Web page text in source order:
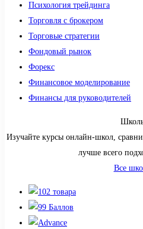
Психология трейдинга
Торговля с брокером
Торговые стратегии
Фондовый рынок
Форекс
Финансовое моделирование
Финансы для руководителей
Изучайте курсы онлайн-школ,
лучше всего
Все